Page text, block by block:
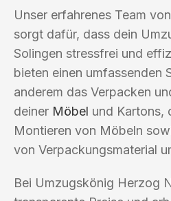
Unser erfahrenes Team
sorgt dafür, dass dein
Solingen stressfrei und
bieten einen umfassenden
anderem das Verpacken
deiner Möbel und Kartons,
Montieren von Möbeln
von Verpackungsmaterial
Bei Umzugskönig Herzog